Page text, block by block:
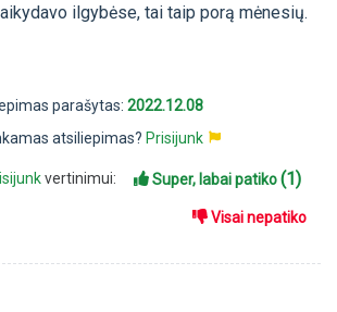
ilgybėse, tai taip porą mėnesių.
parašytas: 2022.12.08
atsiliepimas? Prisijunk
vertinimui: Super, labai patiko(1)
Visai nepatiko